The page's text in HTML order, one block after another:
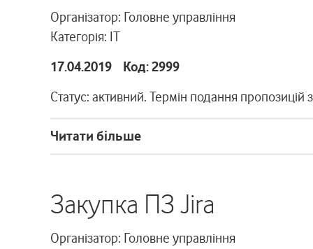
Організатор: Головне управління
Категорія: ІТ
17.04.2019 Код: 2999
Статус: активний. Термін подання пропозицій
Читати більше
Закупка ПЗ Jira
Організатор: Головне управління